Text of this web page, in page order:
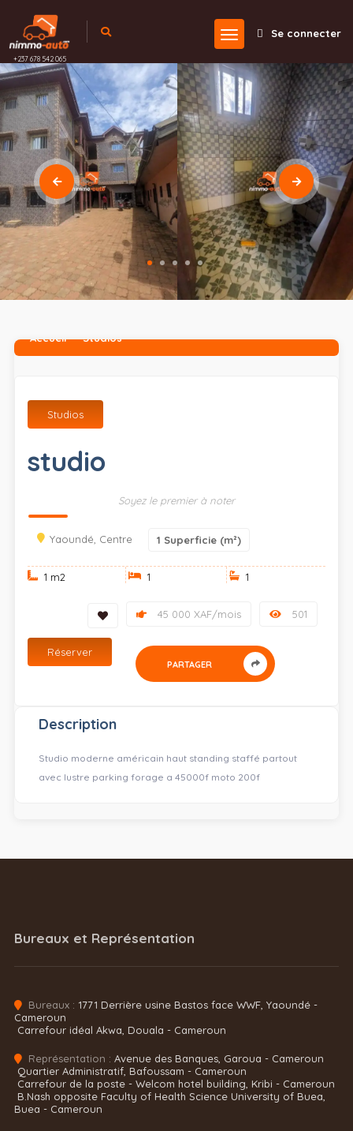
+237 678 542 065
Se connecter
Accueil Studios
Studios
studio
Soyez le premier à noter
Yaoundé, Centre 1 Superficie (m²)
1 m2 1 1
501
45 000 XAF/mois
Réserver
PARTAGER
Description
Studio moderne américain haut standing staffé partout
avec lustre parking forage a 45000f moto 200f
Bureaux et Représentation
Bureaux : 1771 Derrière usine Bastos face WWF, Yaoundé -
Cameroun
Carrefour idéal Akwa, Douala - Cameroun
Représentation : Avenue des Banques, Garoua - Cameroun
Quartier Administratif, Bafoussam - Cameroun
Carrefour de la poste - Welcom hotel building, Kribi - Cameroun
B.Nash opposite Faculty of Health Science University of Buea,
Buea - Cameroun